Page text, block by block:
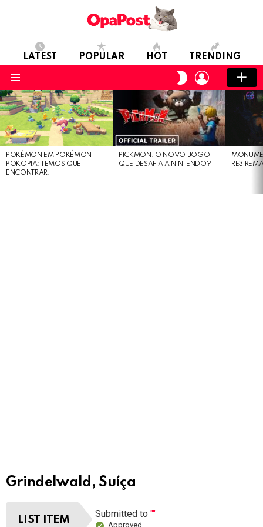
LATEST POPULAR HOT TRENDING
SWITCH
SKIN
LOGIN
LATEST
STORIES
POKÉMON EM POKÉMON
POKOPIA: TEMOS QUE
ENCONTRAR!
PICKMON: O NOVO JOGO
QUE DESAFIA A NINTENDO?
RE3
Grindelwald, Suíça
LIST ITEM Submitted to""
Approved